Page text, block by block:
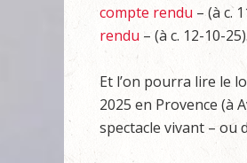
compte rendu – (à c.
rendu – (à c. 12-10-25).
Et l’on pourra lire le
2025 en Provence (à
spectacle vivant – ou